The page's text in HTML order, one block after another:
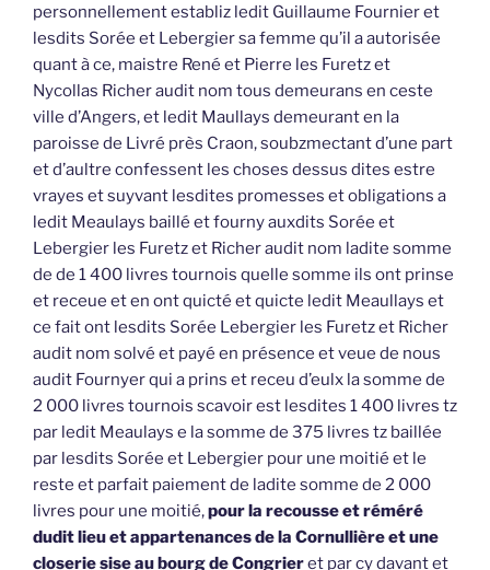
personnellement establiz ledit Guillaume Fournier et
lesdits Sorée et Lebergier sa femme qu’il a autorisée
quant à ce, maistre René et Pierre les Furetz et
Nycollas Richer audit nom tous demeurans en ceste
ville d’Angers, et ledit Maullays demeurant en la
paroisse de Livré près Craon, soubzmectant d’une part
et d’aultre confessent les choses dessus dites estre
vrayes et suyvant lesdites promesses et obligations a
ledit Meaulays baillé et fourny auxdits Sorée et
Lebergier les Furetz et Richer audit nom ladite somme
de de 1 400 livres tournois quelle somme ils ont prinse
et receue et en ont quicté et quicte ledit Meaullays et
ce fait ont lesdits Sorée Lebergier les Furetz et Richer
audit nom solvé et payé en présence et veue de nous
audit Fournyer qui a prins et receu d’eulx la somme de
2 000 livres tournois scavoir est lesdites 1 400 livres tz
par ledit Meaulays e la somme de 375 livres tz baillée
par lesdits Sorée et Lebergier pour une moitié et le
reste et parfait paiement de ladite somme de 2 000
livres pour une moitié,pour la recousse et réméré
dudit lieu et appartenances de la Cornullière et une
closerie sise au bourg de Congrieret par cy davant et